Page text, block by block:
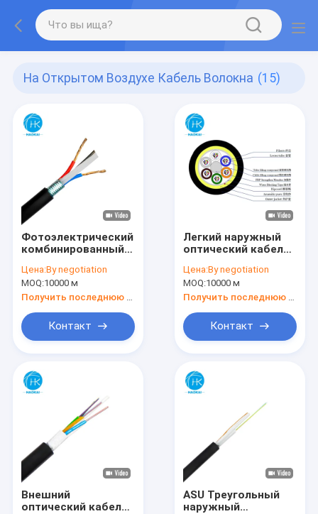
На Открытом Воздухе Кабель Волокна (15)
Фотоэлектрический
комбинированный
оптоволоконный
кабель GDTS-2-24Xn
2*1.5
Цена:By negotiation
MOQ:10000 м
Контакт
Легкий наружный
оптический кабель
оптический кабель
Цена:By negotiation
MOQ:10000 м
Контакт
Внешний
оптический кабель
ASU Треугольный
наружный